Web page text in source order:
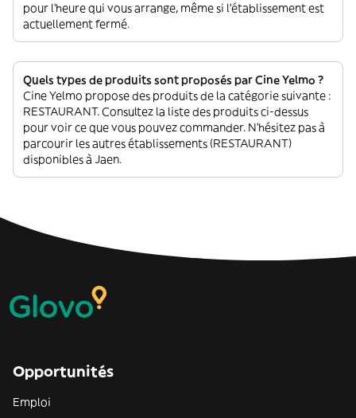
pour l'heure qui vous arrange, même si l'établissement est
actuellement fermé.
Quels types de produits sont proposés par Cine Yelmo ?
Cine Yelmo propose des produits de la catégorie suivante :
RESTAURANT. Consultez la liste des produits ci-dessus
pour voir ce que vous pouvez commander. N'hésitez pas à
parcourir les autres établissements (RESTAURANT)
disponibles à Jaen.
Opportunités
Emploi